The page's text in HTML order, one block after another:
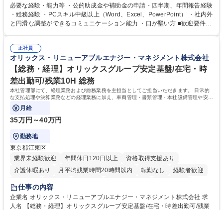
ジションとして活躍いただくことを期待しています。 【総務・人事グルー
プの業務内容】 ・人事制度関連 ・採用活動 ・教育研修の企画、実行 ・勤
怠管理 ・官公庁への各種提出 ・法定の会議運営（評議員会、理事会） ・
管理 ・福利厚生関連 ・職員からの問合せ、相談対応 ・その他日常の総務
業務全般 募集職種 【東京／文京区】公益財団法人の総務人事業務／年間
休日125日
必要な経験・能力等 ・公的助成金や補助金の申請・四半期、年間報告経験
・総務経験 ・PCスキル中級以上（Word、Excel、PowerPoint） ・社内外
と円滑な調整ができるコミュニケーション能力 ・口が堅い方 ■歓迎要件
正社員
オリックス・リニューアブルエナジー・マネジメント株式会社
【総務・経理】オリックスグループ安定基盤/在宅・時
差出勤可/残業10H 総務
本社管理部にて、経理業務および総務業務を主担当としてご担当いただきます。 日常的
な支払処理や決算業務などの経理業務に加え、車両管理・書類管理・本社設備管理や安全
対策など幅広い総務業務もお任せします。
月給
35万円～40万円
勤務地
東京都江東区
業界未経験歓迎
年間休日120日以上
資格取得支援あり
介護休暇あり
月平均残業時間20時間以内 転勤なし
経験者歓迎
研修あり
在宅OK
駅近5分以内
資格取得手当あり 土日祝休み
仕事の内容
企業名 オリックス・リニューアブルエナジー・マネジメント株式会社 求
人名 【総務・経理】オリックスグループ安定基盤/在宅・時差出勤可/残業